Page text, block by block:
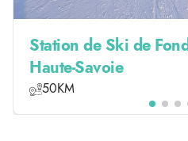
Station de Ski de
Haute-Savoie
50KM